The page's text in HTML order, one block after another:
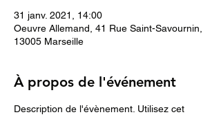
31 janv. 2021, 14:00
Oeuvre Allemand, 41 Rue Saint-Savournin,
13005 Marseille
À propos de l'événement
Description de l'évènement. Utilisez cet